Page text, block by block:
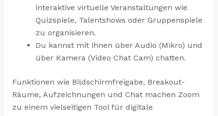
interaktive virtuelle Veranstaltungen wie
Quizspiele, Talentshows oder Gruppenspiele
zu organisieren.
Du kannst mit ihnen über Audio (Mikro) und
über Kamera (Video Chat Cam) chatten.
Funktionen wie Bildschirmfreigabe, Breakout-
Räume, Aufzeichnungen und Chat machen Zoom
zu einem vielseitigen Tool für digitale